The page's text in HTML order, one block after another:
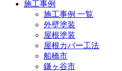
施工事例
施工事例 一覧
外壁塗装
屋根塗装
屋根カバー工法
船橋市
鎌ヶ谷市